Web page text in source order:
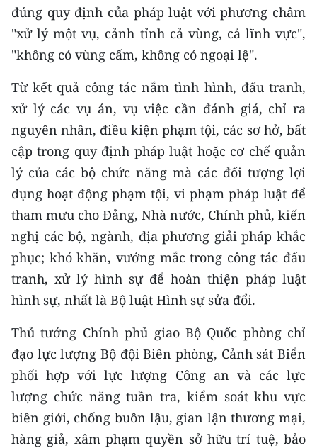
đúng quy định của pháp luật với phương châm
"xử lý một vụ, cảnh tỉnh cả vùng, cả lĩnh vực",
"không có vùng cấm, không có ngoại lệ".
Từ kết quả công tác nắm tình hình, đấu tranh,
xử lý các vụ án, vụ việc cần đánh giá, chỉ ra
nguyên nhân, điều kiện phạm tội, các sơ hở, bất
cập trong quy định pháp luật hoặc cơ chế quản
lý của các bộ chức năng mà các đối tượng lợi
dụng hoạt động phạm tội, vi phạm pháp luật để
tham mưu cho Đảng, Nhà nước, Chính phủ, kiến
nghị các bộ, ngành, địa phương giải pháp khắc
phục; khó khăn, vướng mắc trong công tác đấu
tranh, xử lý hình sự để hoàn thiện pháp luật
hình sự, nhất là Bộ luật Hình sự sửa đổi.
Thủ tướng Chính phủ giao Bộ Quốc phòng chỉ
đạo lực lượng Bộ đội Biên phòng, Cảnh sát Biển
phối hợp với lực lượng Công an và các lực
lượng chức năng tuần tra, kiểm soát khu vực
biên giới, chống buôn lậu, gian lận thương mại,
hàng giả, xâm phạm quyền sở hữu trí tuệ, bảo